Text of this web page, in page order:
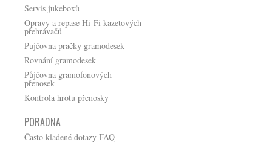
Servis jukeboxů
Opravy a repase Hi-Fi kazetových
přehrávačů
Pujčovna pračky gramodesek
Rovnání gramodesek
Půjčovna gramofonových
přenosek
Kontrola hrotu přenosky
PORADNA
Často kladené dotazy FAQ